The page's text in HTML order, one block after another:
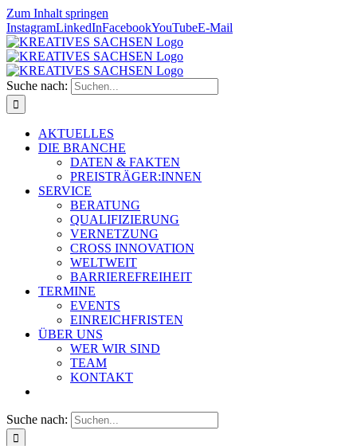
Zum Inhalt springen
InstagramLinkedInFacebookYouTubeE-Mail
Suche nach:
AKTUELLES
DIE BRANCHE
DATEN & FAKTEN
PREISTRÄGER:INNEN
SERVICE
BERATUNG
QUALIFIZIERUNG
VERNETZUNG
CROSS INNOVATION
WELTWEIT
BARRIEREFREIHEIT
TERMINE
EVENTS
EINREICHFRISTEN
ÜBER UNS
WER WIR SIND
TEAM
KONTAKT
Suche nach: